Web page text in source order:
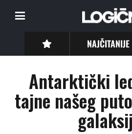
NAJČITANIJE
Antarktički
tajne našeg